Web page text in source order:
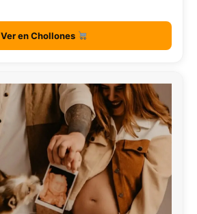
Ver en Chollones